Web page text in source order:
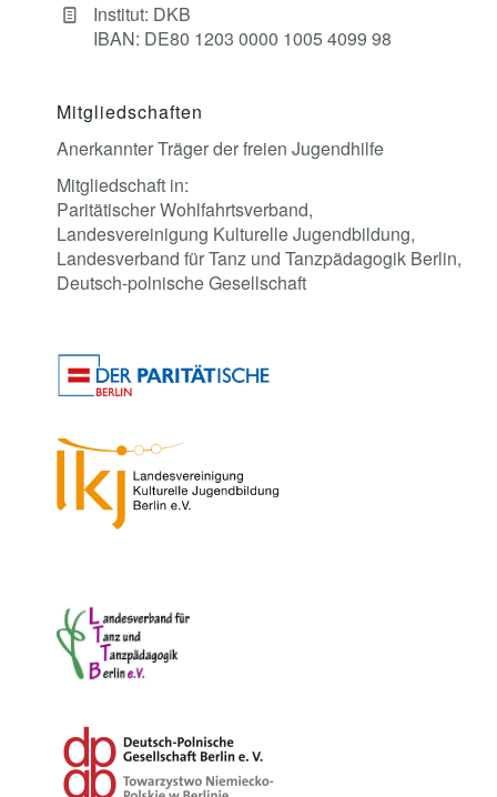
Institut: DKB
IBAN: DE80 1203 0000 1005 4099 98
Mitgliedschaften
Anerkannter Träger der freien Jugendhilfe
Mitgliedschaft in:
Paritätischer Wohlfahrtsverband,
Landesvereinigung Kulturelle Jugendbildung,
Landesverband für Tanz und Tanzpädagogik Berlin,
Deutsch-polnische Gesellschaft